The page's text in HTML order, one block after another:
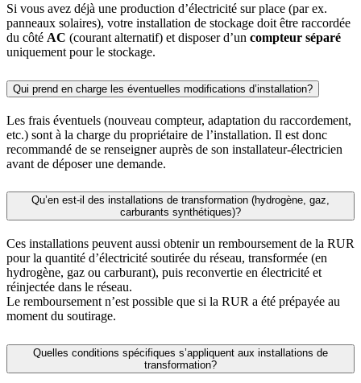
Si vous avez déjà une production d’électricité sur place (par ex.
panneaux solaires), votre installation de stockage doit être raccordée
du côté AC (courant alternatif) et disposer d’un compteur séparé
uniquement pour le stockage.
Qui prend en charge les éventuelles modifications d’installation?
Les frais éventuels (nouveau compteur, adaptation du raccordement,
etc.) sont à la charge du propriétaire de l’installation. Il est donc
recommandé de se renseigner auprès de son installateur-électricien
avant de déposer une demande.
Qu’en est-il des installations de transformation (hydrogène, gaz,
carburants synthétiques)?
Ces installations peuvent aussi obtenir un remboursement de la RUR
pour la quantité d’électricité soutirée du réseau, transformée (en
hydrogène, gaz ou carburant), puis reconvertie en électricité et
réinjectée dans le réseau.
Le remboursement n’est possible que si la RUR a été prépayée au
moment du soutirage.
Quelles conditions spécifiques s’appliquent aux installations de
transformation?